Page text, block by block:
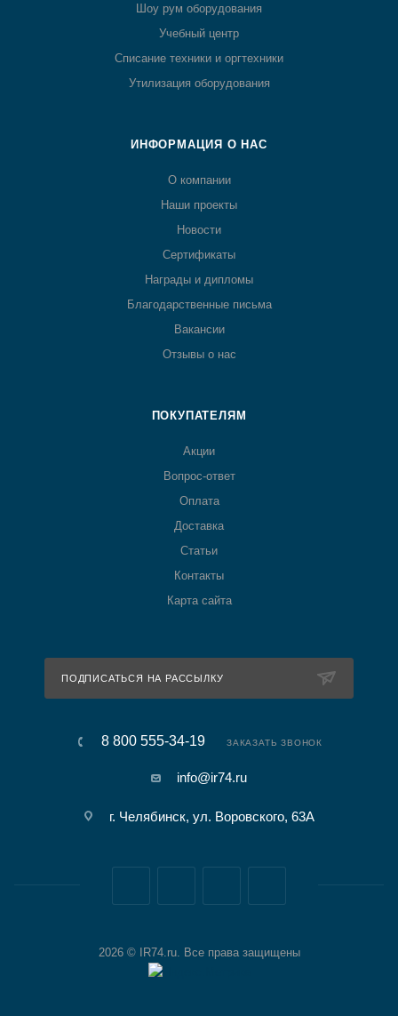
Шоу рум оборудования
Учебный центр
Списание техники и оргтехники
Утилизация оборудования
ИНФОРМАЦИЯ О НАС
О компании
Наши проекты
Новости
Сертификаты
Награды и дипломы
Благодарственные письма
Вакансии
Отзывы о нас
ПОКУПАТЕЛЯМ
Акции
Вопрос-ответ
Оплата
Доставка
Статьи
Контакты
Карта сайта
ПОДПИСАТЬСЯ НА РАССЫЛКУ
8 800 555-34-19 ЗАКАЗАТЬ ЗВОНОК
info@ir74.ru
г. Челябинск, ул. Воровского, 63А
2026 © IR74.ru. Все права защищены